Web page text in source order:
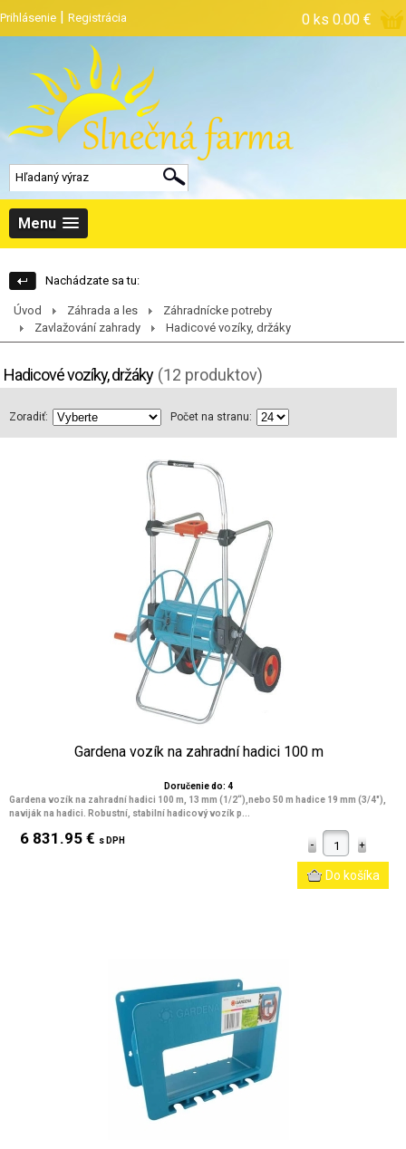
Prihlásenie | Registrácia 0 ks 0.00 €
Menu
Nachádzate sa tu:
Úvod Záhrada a les
Záhradnícke potreby
Zavlažování zahrady
Hadicové vozíky, držáky
Hadicové vozíky, držáky (12 produktov)
Zoradiť: Počet na stranu:
Gardena vozík na zahradní hadici 100 m
Doručenie do: 4
Gardena vozík na zahradní hadici 100 m, 13 mm (1/2“),nebo 50 m hadice 19 mm (3/4"),
naviják na hadici. Robustní, stabilní hadicový vozík p...
6 831.95 € s DPH